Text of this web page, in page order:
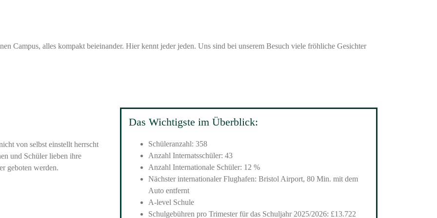
Campus, alles kompakt beieinander. Hier kennt jeder jeden. Uns sind bei unserem Besuch viele fröhliche Gesichter
von selbst einstellt herrscht
und Schüler lieben ihre
geboten werden.
Das Wichtigste im Überblick:
Schüleranzahl: 358
Anzahl Internatsschüler: 43
Anzahl Internationale Schüler: 12 %
Nächster internationaler Flughafen: Bristol Airport, 80 Min. mit dem
Auto entfernt
A-level Schule
Schulgebühren pro Trimester für das Schuljahr 2025/2026: £13.722